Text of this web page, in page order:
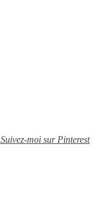
Suivez-moi sur Pinterest